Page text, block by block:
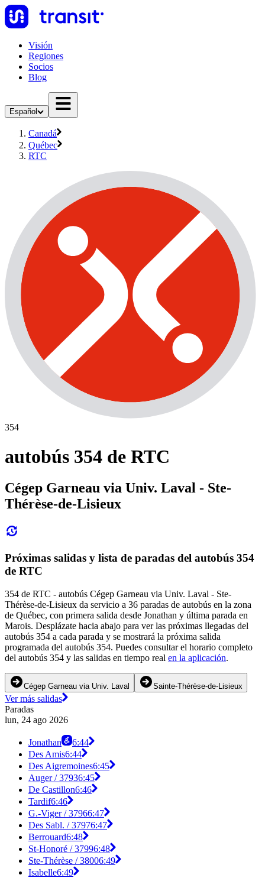
Visión
Regiones
Socios
Blog
Español
Canadá
Québec
RTC
354
autobús 354 de RTC
Cégep Garneau via Univ. Laval - Ste-
Thérèse-de-Lisieux
Próximas salidas y lista de paradas del autobús 354
de RTC
354 de RTC - autobús Cégep Garneau via Univ. Laval - Ste-
Thérèse-de-Lisieux da servicio a 36 paradas de autobús en la zona
de Québec, con primera salida desde Jonathan y última parada en
Marois. Desplázate hacia abajo para ver las próximas llegadas del
autobús 354 a cada parada y se mostrará la próxima salida
programada del autobús 354. Puedes consultar el horario completo
del autobús 354 y las salidas en tiempo real en la aplicación.
Cégep Garneau via Univ. Laval Sainte-Thérèse-de-Lisieux
Ver más salidas
Paradas
lun, 24 ago 2026
Jonathan
6:44
Des Amis6:44
Des Aigremoines6:45
Auger / 37936:45
De Castillon6:46
Tardif6:46
G.-Viger / 37966:47
Des Sabl. / 37976:47
Berrouard6:48
St-Honoré / 37996:48
Ste-Thérèse / 38006:49
Isabelle6:49